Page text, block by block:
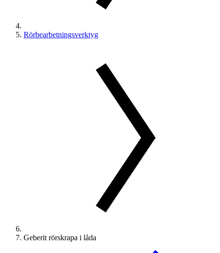
Rörbearbetningsverktyg
Geberit rörskrapa i låda